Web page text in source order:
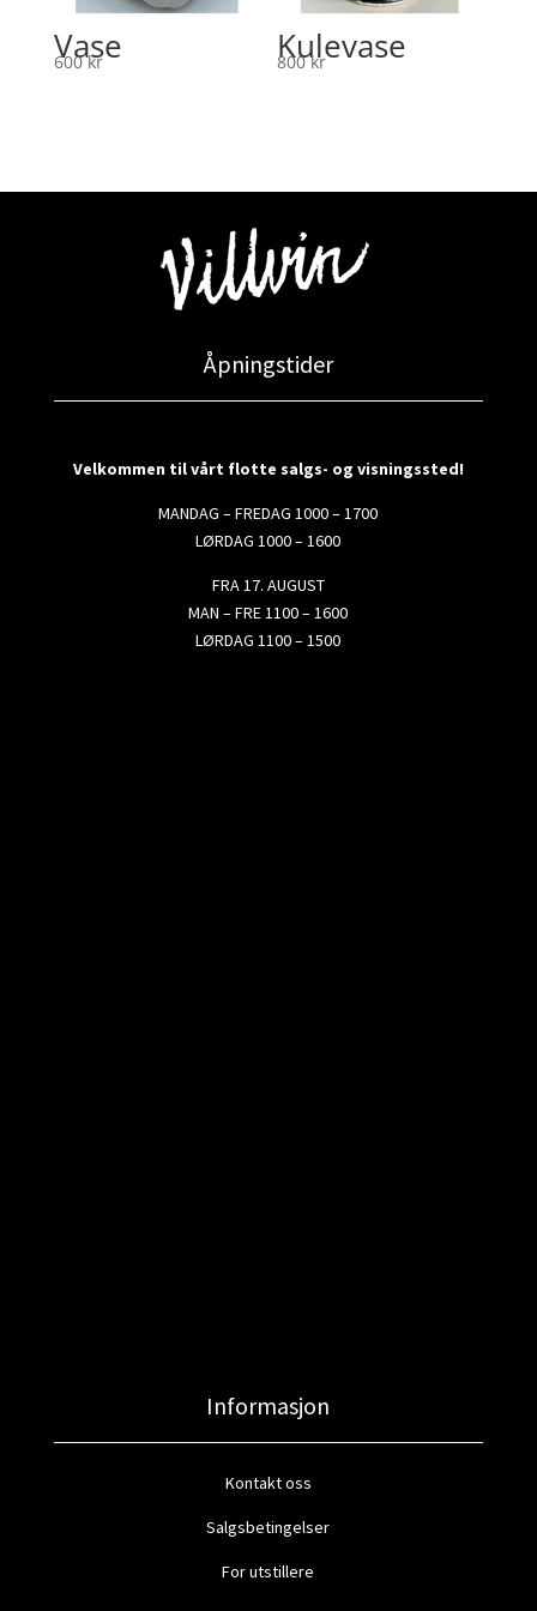
Vase
600kr Kulevase
800kr
Åpningstider
Velkommen til vårt flotte salgs- og visningssted!
MANDAG – FREDAG 1000 – 1700
LØRDAG 1000 – 1600
FRA 17. AUGUST
MAN – FRE 1100 – 1600
LØRDAG 1100 – 1500
Informasjon
Kontakt oss
Salgsbetingelser
For utstillere